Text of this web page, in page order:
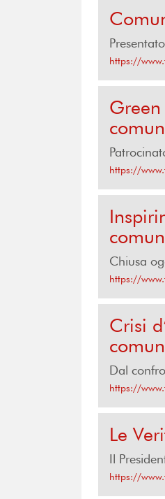
https://
https://
Chiusa
https://
Crisi
Dal
https://
Le
Il
https://